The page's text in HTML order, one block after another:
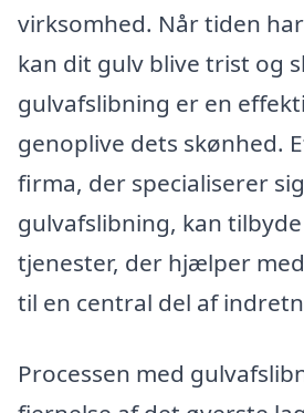
virksomhed. Når tiden
kan dit gulv blive trist og
gulvafslibning er en
genoplive dets skønhed.
firma, der specialiserer
gulvafslibning, kan
tjenester, der hjælper
til en central del af
Processen med